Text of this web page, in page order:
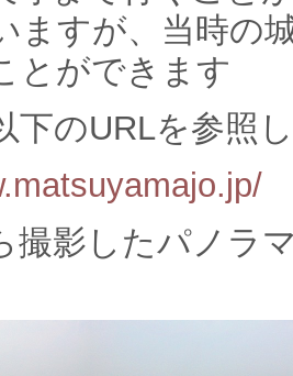
ますが、当時の
とができます
下のURLを参照
撮影したパノラ